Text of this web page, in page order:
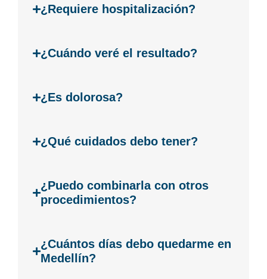
¿Requiere hospitalización?
¿Cuándo veré el resultado?
¿Es dolorosa?
¿Qué cuidados debo tener?
¿Puedo combinarla con otros
procedimientos?
¿Cuántos días debo quedarme en
Medellín?